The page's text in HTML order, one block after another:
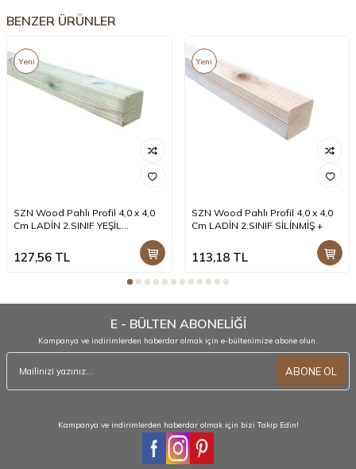
BENZER ÜRÜNLER
Yeni
SZN Wood Pahlı Profil 4,0 x 4,0
Cm LADİN 2.SINIF YEŞİL
127,56 TL
Yeni
SZN Wood Pahlı Profil 4,0 x 4,0
Cm LADİN 2.SINIF SİLİNMİŞ +
113,18TL
E - BÜLTEN ABONELİĞİ
Kampanya ve indirimlerden haberdar olmak için e-bültenimize abone olun.
ABONE OL
Kampanya ve indirimlerden haberdar olmak için bizi Takip Edin!